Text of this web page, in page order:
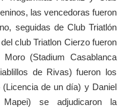
las vencedoras fueron
seguidas de Club Triatlón
club Triatlon Cierzo fueron
(Stadium Casablanca
de Rivas) fueron los
de un día) y Daniel
Mapei) se adjudicaron la